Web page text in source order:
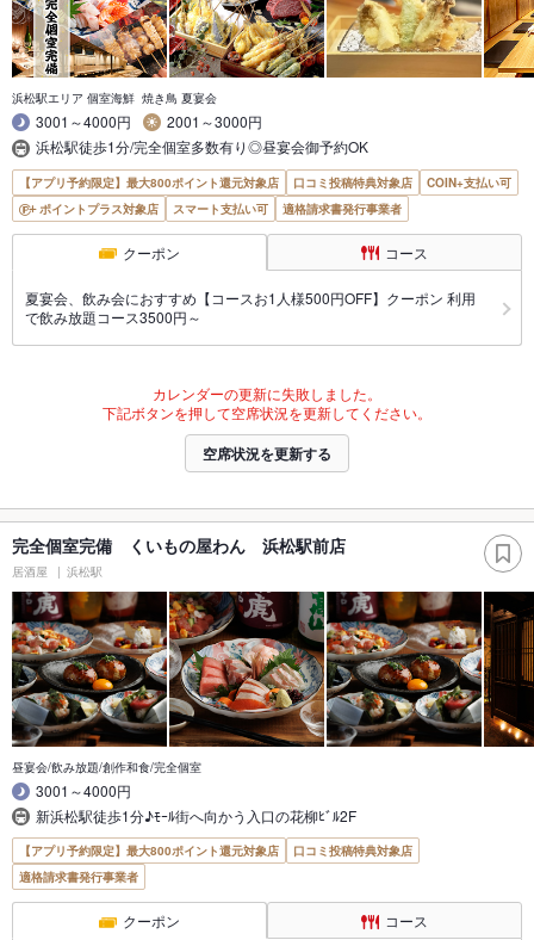
浜松駅エリア 個室海鮮 焼き鳥 夏宴会
3001～4000円
2001～3000円
浜松駅徒歩1分/完全個室多数有り◎昼宴会御予約OK
【アプリ予約限定】最大800ポイント還元対象店 口コミ投稿特典対象店
COIN+支払い可
ポイントプラス対象店
スマート支払い可 適格請求書発行事業者
クーポン コース
夏宴会、飲み会におすすめ【コースお1人様500円OFF】クーポン 利用
で飲み放題コース3500円～
カレンダーの更新に失敗しました。
下記ボタンを押して空席状況を更新してください。
空席状況を更新する
完全個室完備 くいもの屋わん 浜松駅前店
居酒屋 浜松駅
昼宴会/飲み放題/創作和食/完全個室
3001～4000円
新浜松駅徒歩1分♪ﾓｰﾙ街へ向かう入口の花柳ﾋﾞﾙ2F
【アプリ予約限定】最大800ポイント還元対象店
口コミ投稿特典対象店
適格請求書発行事業者
クーポン コース